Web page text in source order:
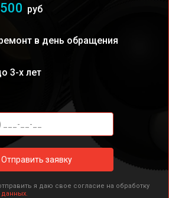
руб
в день обращения
3-х лет
Отправить заявку
я даю свое согласие на обработку